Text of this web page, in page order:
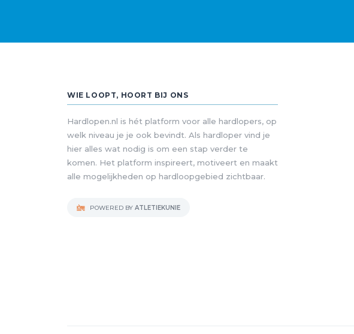
WIE LOOPT, HOORT BIJ ONS
Hardlopen.nl is hét platform voor alle hardlopers, op
welk niveau je je ook bevindt. Als hardloper vind je
hier alles wat nodig is om een stap verder te
komen. Het platform inspireert, motiveert en maakt
alle mogelijkheden op hardloopgebied zichtbaar.
POWERED BY ATLETIEKUNIE